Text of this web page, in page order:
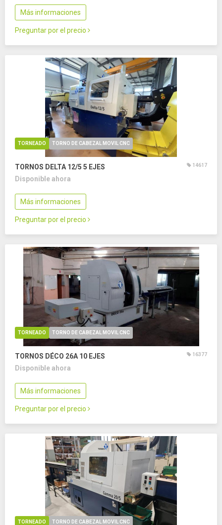
Más informaciones
Preguntar por el precio
TORNEADO TORNO DE CABEZAL MOVIL CNC
TORNOS DELTA 12/5 5 EJES 14617
Disponible ahora
Más informaciones
Preguntar por el precio
TORNEADO TORNO DE CABEZAL MOVIL CNC
TORNOS DÉCO 26A 10 EJES 16377
Disponible ahora
Más informaciones
Preguntar por el precio
TORNEADO TORNO DE CABEZAL MOVIL CNC